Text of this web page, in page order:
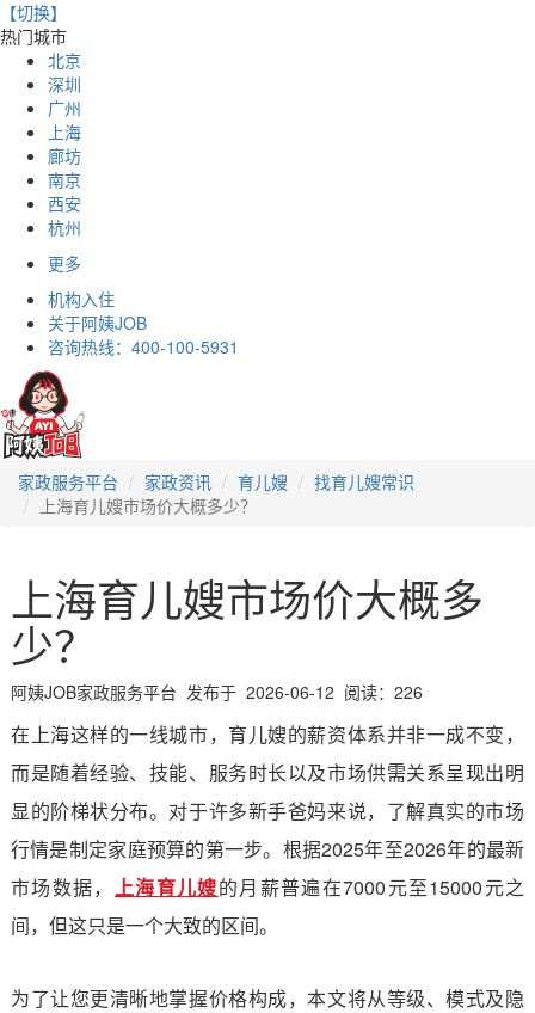
【切换】
热门城市
北京
深圳
广州
上海
廊坊
南京
西安
杭州
更多
机构入住
关于阿姨JOB
咨询热线： 400-100-5931
家政服务平台 家政资讯 育儿嫂
找育儿嫂常识
上海育儿嫂市场价大概多少？
上海育儿嫂市场价大概多
少？
阿姨JOB家政服务平台 发布于 2026-06-12 阅读：226
在上海这样的一线城市，育儿嫂的薪资体系并非一成不变，
而是随着经验、技能、服务时长以及市场供需关系呈现出明
显的阶梯状分布。对于许多新手爸妈来说，了解真实的市场
行情是制定家庭预算的第一步。根据2025年至2026年的最新
市场数据， 上海育儿嫂的月薪普遍在7000元至15000元之
间，但这只是一个大致的区间。
为了让您更清晰地掌握价格构成，本文将从等级、模式及隐